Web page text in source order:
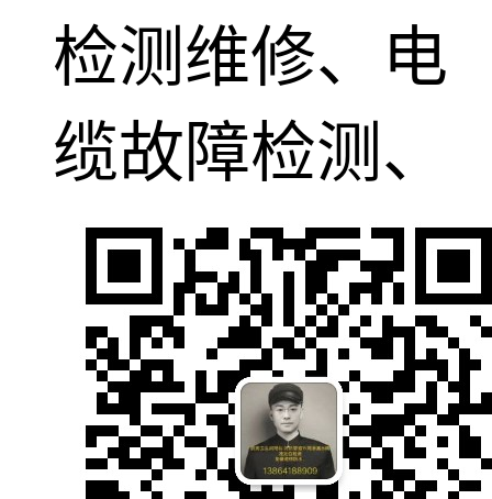
检测维修、电
缆故障检测、